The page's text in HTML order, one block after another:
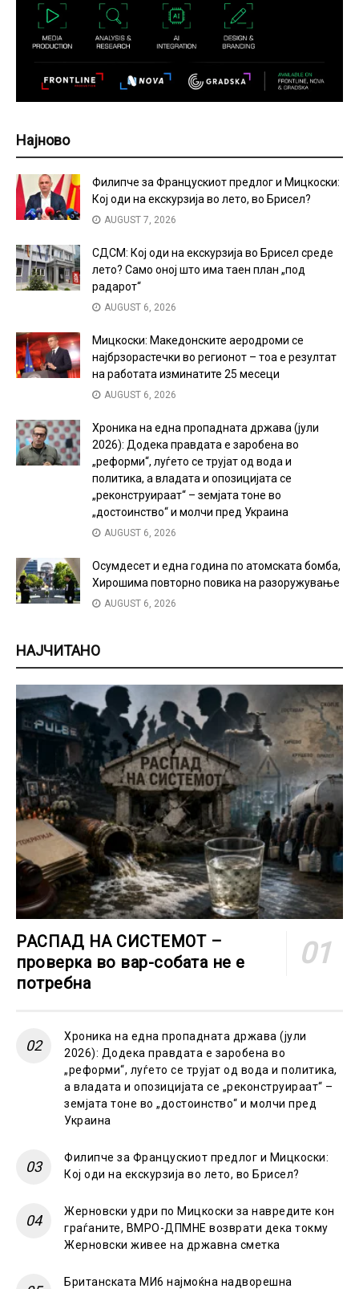
Најново
Филипче за Францускиот предлог и Мицкоски:
Кој оди на екскурзија во лето, во Брисел?
AUGUST 7, 2026
СДСМ: Кој оди на екскурзија во Брисел среде
лето? Само оној што има таен план „под
радарот“
AUGUST 6, 2026
Мицкоски: Македонските аеродроми се
најбрзорастечки во регионот – тоа е резултат
на работата изминатите 25 месеци
AUGUST 6, 2026
Хроника на една пропадната држава (јули
2026): Додека правдата е заробена во
„реформи“, луѓето се трујат од вода и
политика, а владата и опозицијата се
„реконструираат“ – земјата тоне во
„достоинство“ и молчи пред Украина
AUGUST 6, 2026
Осумдесет и една година по атомската бомба,
Хирошима повторно повика на разоружување
AUGUST 6, 2026
НАЈЧИТАНО
РАСПАД НА СИСТЕМОТ –
проверка во вар-собата не е
потребна
Хроника на една пропадната држава (јули
2026): Додека правдата е заробена во
„реформи“, луѓето се трујат од вода и политика,
а владата и опозицијата се „реконструираат“ –
земјата тоне во „достоинство“ и молчи пред
Украина
Филипче за Францускиот предлог и Мицкоски:
Кој оди на екскурзија во лето, во Брисел?
Жерновски удри по Мицкоски за навредите кон
граѓаните, ВМРО-ДПМНЕ возврати дека токму
Жерновски живее на државна сметка
Британската МИ6 најмоќна надворешна